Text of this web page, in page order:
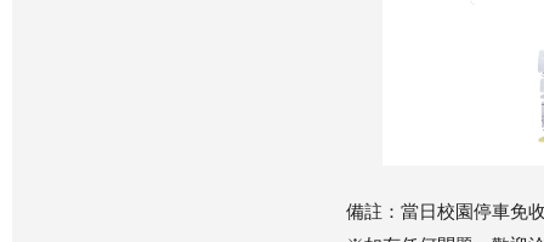
備註：當日校園停車免